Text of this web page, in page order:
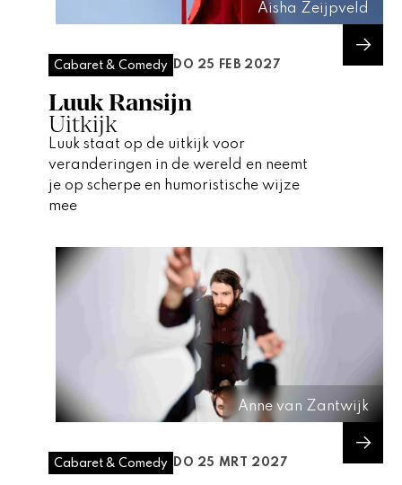
Cabaret & Comedy DO 25 FEB 2027
Luuk Ransijn
Uitkijk
Luuk staat op de uitkijk voor
veranderingen in de wereld en neemt
je op scherpe en humoristische wijze
mee
Aisha Zeijpveld
Cabaret & Comedy DO 25 MRT 2027
Anne van Zantwijk